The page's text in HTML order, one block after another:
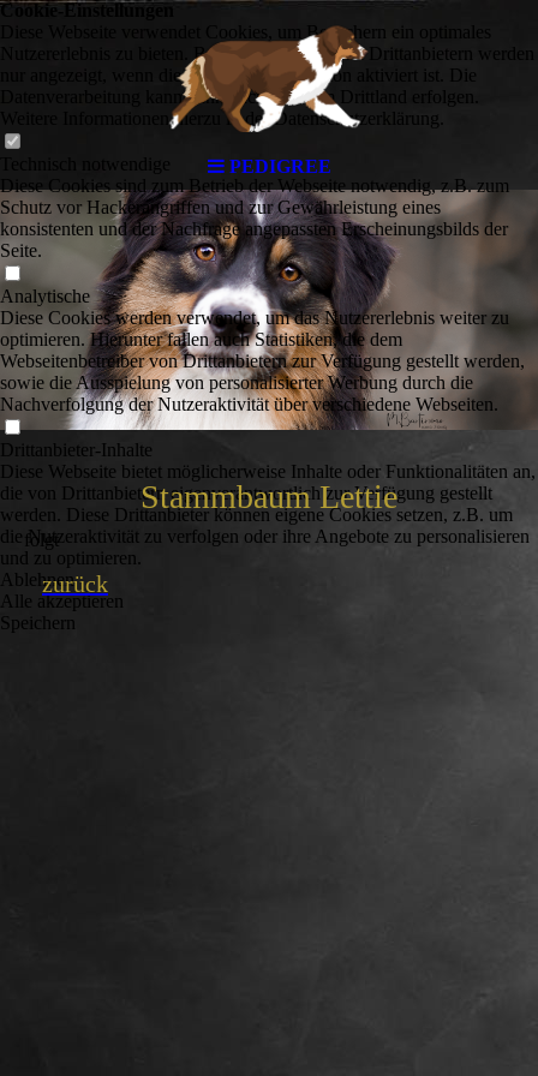
PEDIGREE
Stammbaum Lettie
folgt
zurück
Cookie-Einstellungen
Diese Webseite verwendet Cookies, um Besuchern ein optimales
Nutzererlebnis zu bieten. Bestimmte Inhalte von Drittanbietern werden
nur angezeigt, wenn die entsprechende Option aktiviert ist. Die
Datenverarbeitung kann dann auch in einem Drittland erfolgen.
Weitere Informationen hierzu in der Datenschutzerklärung.
Diese Cookies sind zum Betrieb der Webseite notwendig, z.B. zum
Schutz vor Hackerangriffen und zur Gewährleistung eines
konsistenten und der Nachfrage angepassten Erscheinungsbilds der
Seite.
Analytische
Diese Cookies werden verwendet, um das Nutzererlebnis weiter zu
optimieren. Hierunter fallen auch Statistiken, die dem
Webseitenbetreiber von Drittanbietern zur Verfügung gestellt werden,
sowie die Ausspielung von personalisierter Werbung durch die
Nachverfolgung der Nutzeraktivität über verschiedene Webseiten.
Drittanbieter-Inhalte
Diese Webseite bietet möglicherweise Inhalte oder Funktionalitäten an,
die von Drittanbietern eigenverantwortlich zur Verfügung gestellt
werden. Diese Drittanbieter können eigene Cookies setzen, z.B. um
die Nutzeraktivität zu verfolgen oder ihre Angebote zu personalisieren
und zu optimieren.
Ablehnen
Alle akzeptieren
Speichern